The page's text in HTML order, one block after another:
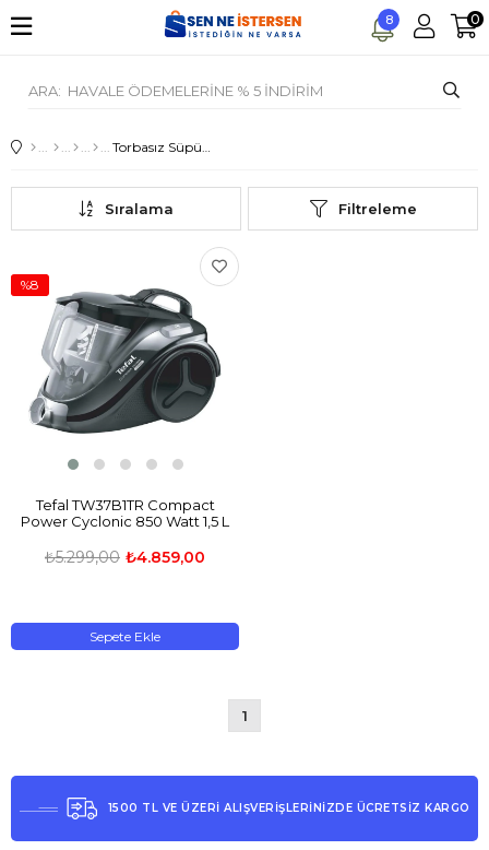
0
8
Torbasız Süpürgeler
Filtreleme
Sıralama
Tefal TW37B1TR Compact
Power Cyclonic 850 Watt 1,5 L
₺4.859,00
₺5.299,00
Sepete Ekle
%8
1
1500 TL VE ÜZERİ ALIŞVERİŞLERİNİZDE ÜCRETSİZ KARGO